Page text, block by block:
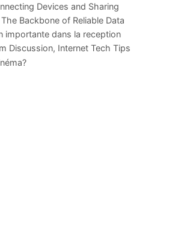
Devices and Sharing
Backbone of Reliable Data
importante dans la reception
Discussion, Internet Tech Tips